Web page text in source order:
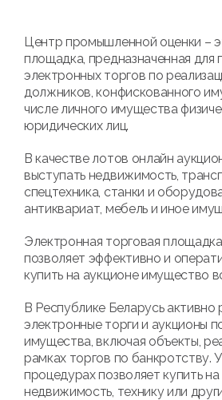
Центр промышленной оценки –
площадка, предназначенная для
электронных торгов по
должников, конфискованного
числе личного имущества
юридических лиц.
В качестве лотов онлайн
выступать недвижимость,
спецтехника, станки и
антиквариат, мебель и иное
Электронная торговая
позволяет эффективно и
купить на аукционе имущество
В Республике Беларусь активно
электронные торги и аукционы
имущества, включая объекты,
рамках торгов по банкротству.
процедурах позволяет купить
недвижимость, технику или